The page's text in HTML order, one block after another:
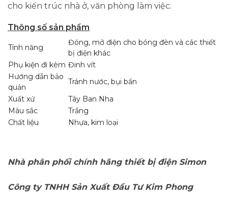
cho kiến trúc nhà ở, văn phòng làm việc.
Thông số sản phẩm
Tính năng
Đóng, mở điện cho bóng đèn và các thiết
bị điện khác
Phụ kiện đi kèm Đinh vít
Hướng dẫn bảo
quản
Tránh nước, bụi bẩn
Xuất xứ
Tây Ban Nha
Màu sắc
Trắng
Chất liệu
Nhựa, kim loại
Nhà phân phối chính hãng thiết bị điện Simon
Công ty TNHH Sản Xuất Đầu Tư Kim Phong